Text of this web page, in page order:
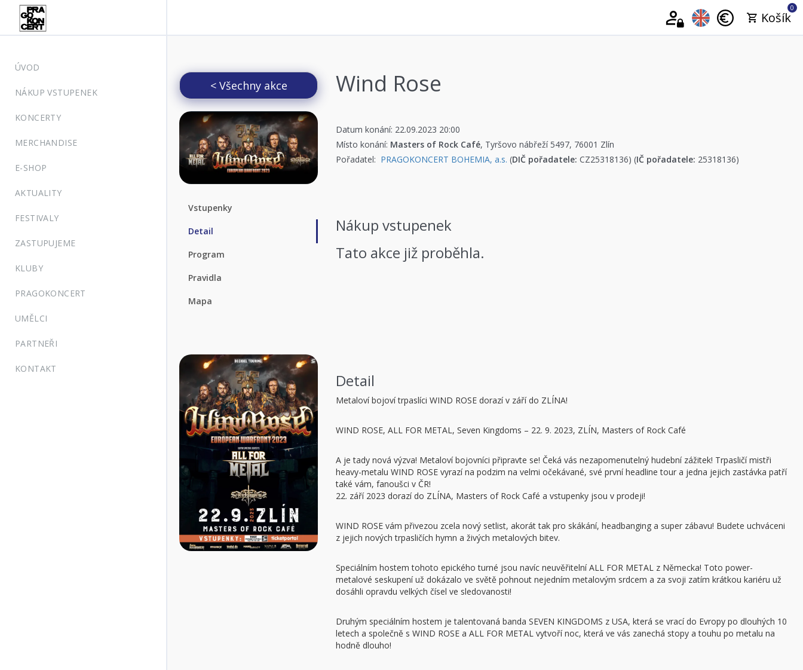
0
Košík
ÚVOD
NÁKUP VSTUPENEK
KONCERTY
MERCHANDISE
E-SHOP
AKTUALITY
FESTIVALY
ZASTUPUJEME
KLUBY
PRAGOKONCERT
UMĚLCI
PARTNEŘI
KONTAKT
< Všechny akce
Vstupenky
Detail
Program
Pravidla
Mapa
Wind Rose
Datum konání: 22.09.2023 20:00
Místo konání: Masters of Rock Café, Tyršovo nábřeží 5497, 76001 Zlín
Pořadatel: PRAGOKONCERT BOHEMIA, a.s. (DIČ pořadatele: CZ25318136) (IČ pořadatele: 25318136)
Nákup vstupenek
Tato akce již proběhla.
Detail
Metaloví bojoví trpaslíci WIND ROSE dorazí v září do ZLÍNA!
WIND ROSE, ALL FOR METAL, Seven Kingdoms – 22. 9. 2023, ZLÍN, Masters of Rock Café
A je tady nová výzva! Metaloví bojovníci připravte se! Čeká vás nezapomenutelný hudební zážitek! Trpasličí mistři
heavy-metalu WIND ROSE vyrazí na podzim na velmi očekávané, své první headline tour a jedna jejich zastávka patří
také vám, fanoušci v ČR!
22. září 2023 dorazí do ZLÍNA, Masters of Rock Café a vstupenky jsou v prodeji!
WIND ROSE vám přivezou zcela nový setlist, akorát tak pro skákání, headbanging a super zábavu! Budete uchváceni
z jejich nových trpasličích hymn a živých metalových bitev.
Speciálním hostem tohoto epického turné jsou navíc neuvěřitelní ALL FOR METAL z Německa! Toto power-
metalové seskupení už dokázalo ve světě pohnout nejedním metalovým srdcem a za svoji zatím krátkou kariéru už
dosáhli opravdu velkých čísel ve sledovanosti!
Druhým speciálním hostem je talentovaná banda SEVEN KINGDOMS z USA, která se vrací do Evropy po dlouhých 10
letech a společně s WIND ROSE a ALL FOR METAL vytvoří noc, která ve vás zanechá stopy a touhu po metalu na
hodně dlouho!